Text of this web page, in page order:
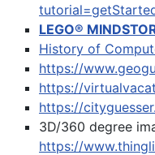
LEGO®
History of
https://
https://
https://
3D/360 degree
https://